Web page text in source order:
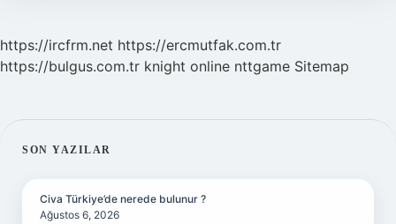
https://ircfrm.net https://ercmutfak.com.tr
https://bulgus.com.tr knight online nttgame Sitemap
SIDEBAR
SON YAZILAR
Civa Türkiye’de nerede bulunur ?
Ağustos 6, 2026